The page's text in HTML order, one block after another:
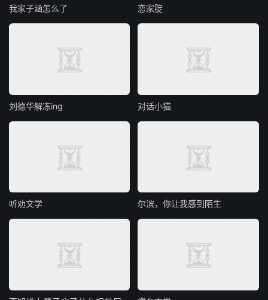
我家子涵怎么了 恋家腚
刘德华解冻ing 对话小猫
听劝文学 尔滨，你让我感到陌生